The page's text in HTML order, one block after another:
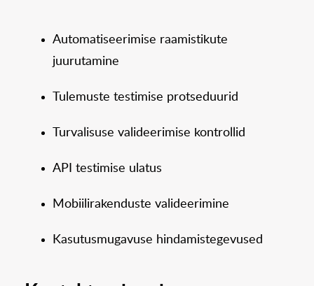
Automatiseerimise raamistikute
juurutamine
Tulemuste testimise protseduurid
Turvalisuse valideerimise kontrollid
API testimise ulatus
Mobiilirakenduste valideerimine
Kasutusmugavuse hindamistegevused